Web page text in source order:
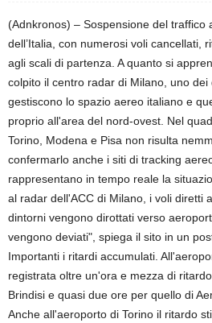
(Adnkronos) – Sospensione del traffico
dell’Italia, con numerosi voli cancellati,
agli scali di partenza. A quanto si
colpito il centro radar di Milano, uno
gestiscono lo spazio aereo italiano e
proprio all'area del nord-ovest. Nel
Torino, Modena e Pisa non risulta
confermarlo anche i siti di tracking
rappresentano in tempo reale la
al radar dell'ACC di Milano, i voli diretti
dintorni vengono dirottati verso
vengono deviati", spiega il sito in un
Importanti i ritardi accumulati.
registrata oltre un'ora e mezza di
Brindisi e quasi due ore per quello di
Anche all'aeroporto di Torino il ritardo